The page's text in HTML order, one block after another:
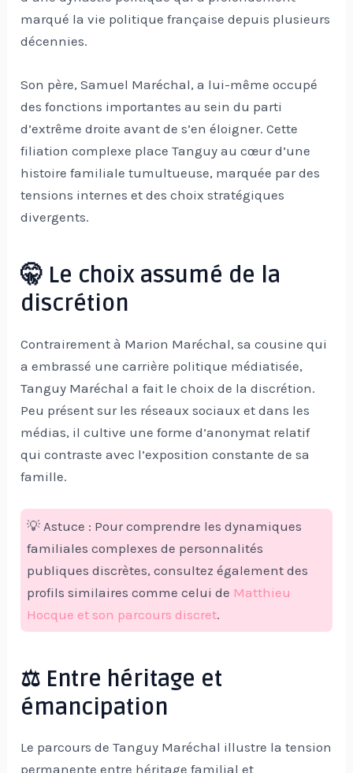
marqué la vie politique française depuis plusieurs
décennies.
Son père, Samuel Maréchal, a lui-même occupé
des fonctions importantes au sein du parti
d’extrême droite avant de s’en éloigner. Cette
filiation complexe place Tanguy au cœur d’une
histoire familiale tumultueuse, marquée par des
tensions internes et des choix stratégiques
divergents.
🤫 Le choix assumé de la
discrétion
Contrairement à Marion Maréchal, sa cousine qui
a embrassé une carrière politique médiatisée,
Tanguy Maréchal a fait le choix de la discrétion.
Peu présent sur les réseaux sociaux et dans les
médias, il cultive une forme d’anonymat relatif
qui contraste avec l’exposition constante de sa
famille.
💡 Astuce : Pour comprendre les dynamiques
familiales complexes de personnalités
publiques discrètes, consultez également des
profils similaires comme celui de Matthieu
Hocque et son parcours discret.
⚖️ Entre héritage et
émancipation
Le parcours de Tanguy Maréchal illustre la tension
permanente entre héritage familial et